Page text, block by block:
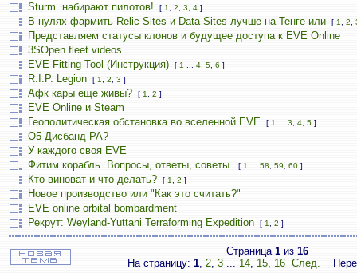
Sturm. набирают пилотов! [ 1 2 3 4 ]
В нулях фармить Relic Sites и Data Sites лучше на Тенге или [ 1 2
Представляем статусы клонов и будущее доступа к EVE Online
3SOpen fleet videos
EVE Fitting Tool (Инструкция)
[ 1 4 5 6 ]
R.I.P. Legion [ 1 2 3 ]
Афк кары еще живы? [ 1 2 ]
EVE Online и Steam
Геополитическая обстановка во вселенной EVE
[ 1 3 4 5 ]
О5 Дисбанд РА?
У каждого своя EVE
Фитим корабль. Вопросы, ответы, советы.
[ 1 58 59 60 ]
Кто виноват и что делать? [ 1 2 ]
Новое производство или "Как это считать?"
EVE online orbital bombardment
Рекрут: Weyland-Yuttani Terraforming Expedition
[ 1 2 ]
Страница 1из 16
На страницу: 1, 2, 3 ... 14, 15, 16 След.